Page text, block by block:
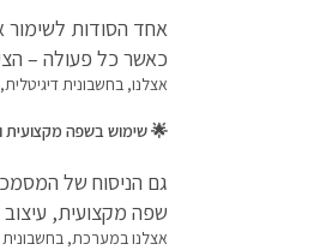
אחד הסודות לשימור
כאשר כל פעולה –
אצלנו, בחשבונית
🌟שימוש בשפה מקצועית
גם הניסוח של
שפה מקצועית, עיצוב
אצלנו במערכת,